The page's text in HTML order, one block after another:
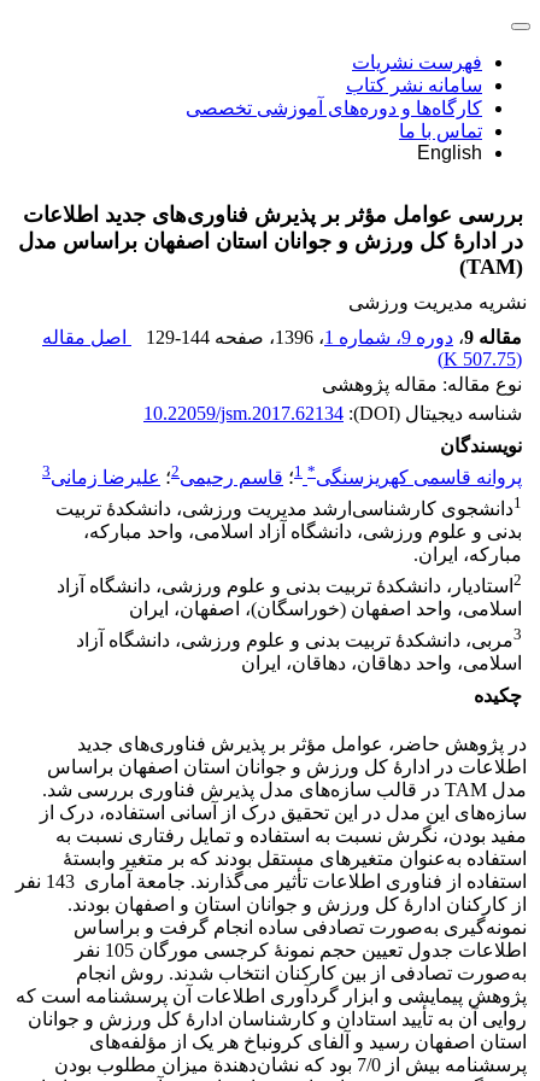
فهرست نشریات
سامانه نشر کتاب
کارگاه‌ها و دوره‌های آموزشی تخصصی
تماس با ما
English
بررسی عوامل مؤثر بر پذیرش فناوری‌های جدید اطلاعات
در ادارۀ کل ورزش و جوانان استان اصفهان براساس مدل
(TAM)
نشریه مدیریت ورزشی
مقاله 9
، دوره 9، شماره 1 ، 1396 ، صفحه 129-144
اصل مقاله
(
507.75 K
)
نوع مقاله: مقاله پژوهشی
شناسه دیجیتال (DOI):
10.22059/jsm.2017.62134
نویسندگان
پروانه قاسمی کهریزسنگی*
1؛ قاسم رحیمی2؛ علیرضا زمانی3
1دانشجوی کارشناسی‌ارشد مدیریت ورزشی، دانشکدۀ تربیت
بدنی و علوم ورزشی، دانشگاه آزاد اسلامی، واحد مبارکه،
مبارکه، ایران.
2 استادیار، دانشکدۀ تربیت بدنی و علوم ورزشی، دانشگاه آزاد
اسلامی، واحد اصفهان (خوراسگان)، اصفهان، ایران
3مربی، دانشکدۀ تربیت بدنی و علوم ورزشی، دانشگاه آزاد
اسلامی، واحد دهاقان، دهاقان، ایران
چکیده
در پژوهش حاضر، عوامل مؤثر بر پذیرش فناوری‌های جدید
اطلاعات در ادارۀ کل ورزش و جوانان استان اصفهان براساس
مدل TAM در قالب سازه‌های مدل پذیرش فناوری بررسی شد.
سازه‌های این مدل در این تحقیق درک از آسانی استفاده، درک از
مفید بودن، نگرش نسبت به استفاده و تمایل رفتاری نسبت به
استفاده به‌عنوان متغیرهای مستقل بودند که بر متغیر وابستۀ
استفاده از فناوری اطلاعات تأثیر می‌گذارند. جامعة آماری 143 نفر
از کارکنان ادارۀ کل ورزش و جوانان استان و اصفهان بودند.
نمونه‌گیری به‌صورت تصادفی ساده انجام گرفت و براساس
اطلاعات جدول تعیین حجم نمونۀ کرجسی مورگان 105 نفر
به‌صورت تصادفی از بین کارکنان انتخاب شدند. روش انجام
پژوهش پیمایشی و ابزار گردآوری اطلاعات آن پرسشنامه است که
روایی آن به تأیید استادان و کارشناسان ادارۀ کل ورزش و جوانان
استان اصفهان رسید و آلفای کرونباخ هر یک از مؤلفه‌های
پرسشنامه بیش از 7/0 بود که نشان‌دهندة میزان مطلوب بودن